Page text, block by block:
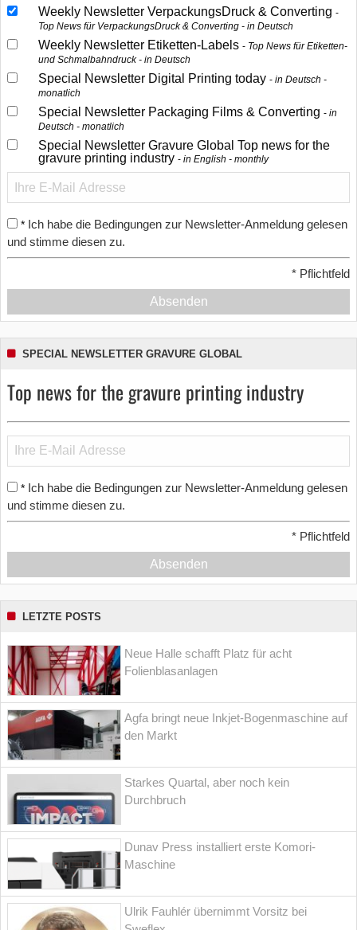
Weekly Newsletter VerpackungsDruck & Converting
Top News für VerpackungsDruck & Converting - in Deutsch
Weekly Newsletter Etiketten-Labels
Top News für Etiketten-
und Schmalbahndruck - in Deutsch
Special Newsletter Digital Printing today
in Deutsch -
monatlich
Special Newsletter Packaging Films & Converting
in
Deutsch - monatlich
Special Newsletter Gravure Global Top news for the
gravure printing industry
in English - monthly
* Ich habe die Bedingungen zur Newsletter-Anmeldung gelesen
und stimme diesen zu.
* Pflichtfeld
Absenden
SPECIAL NEWSLETTER GRAVURE GLOBAL
Top news for the gravure printing industry
* Ich habe die Bedingungen zur Newsletter-Anmeldung gelesen
und stimme diesen zu.
* Pflichtfeld
Absenden
LETZTE POSTS
Neue Halle schafft Platz für acht
Folienblasanlagen
Agfa bringt neue Inkjet-Bogenmaschine auf
den Markt
Starkes Quartal, aber noch kein
Durchbruch
Dunav Press installiert erste Komori-
Maschine
Ulrik Fauhlér übernimmt Vorsitz bei